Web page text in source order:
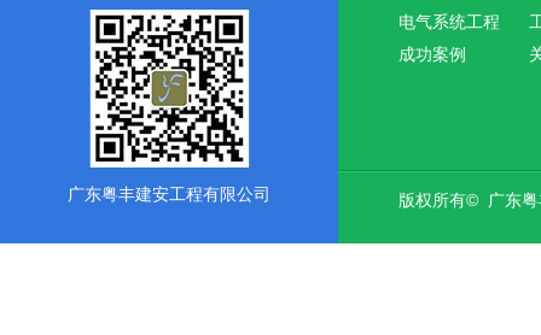
广东粤丰建安工程有限公司
电气系统工程
成功案例
版权所有© 广东